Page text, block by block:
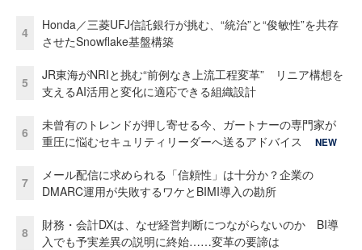
4
Honda／三菱UFJ信託銀行が挑む、“統治”と“俊敏性”を共存
させたSnowflake基盤構築
5
JR東海がNRIと挑む“前例なき上流工程変革” リニア構想を
支えるAI活用と変化に適応できる組織設計
6
未曾有のトレンドが押し寄せる今、ガートナーの専門家が
重圧に悩むセキュリティリーダーへ送るアドバイス
NEW
7
メール配信に求められる「信頼性」は十分か？企業の
DMARC運用が失敗するワケとBIMI導入の勘所
8
財務・会計DXは、なぜ経営判断につながらないのか BI導
入でも予実差異の説明に終始……変革の要諦は